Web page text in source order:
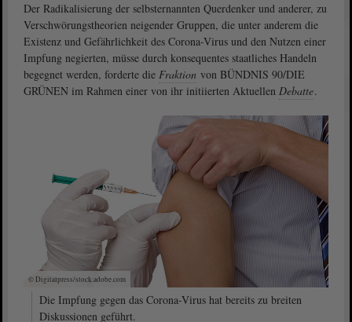
Der Radikalisierung der selbsternannten Querdenker und anderer, zu
Verschwörungstheorien neigender Gruppen, die unter anderem die
Existenz und Gefährlichkeit des Corona-Virus und den Nutzen einer
Impfung negierten, müsse durch konsequentes staatliches Handeln
begegnet werden, forderte die Fraktion von BÜNDNIS 90/DIE
GRÜNEN im Rahmen einer von ihr initiierten Aktuellen Debatte.
© Digitalpress/stock.adobe.com
Die Impfung gegen das Corona-Virus hat bereits zu breiten
Diskussionen geführt.